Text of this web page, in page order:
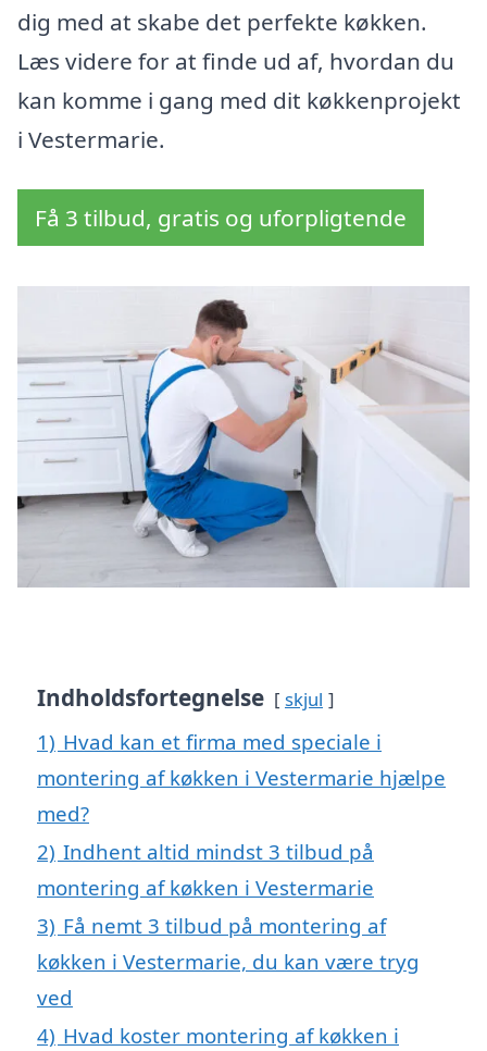
dig med at skabe det perfekte køkken.
Læs videre for at finde ud af, hvordan du
kan komme i gang med dit køkkenprojekt
i Vestermarie.
Få 3 tilbud, gratis og uforpligtende
Indholdsfortegnelse skjul
1) Hvad kan et firma med speciale i
montering af køkken i Vestermarie hjælpe
med?
2) Indhent altid mindst 3 tilbud på
montering af køkken i Vestermarie
3) Få nemt 3 tilbud på montering af
køkken i Vestermarie, du kan være tryg
ved
4) Hvad koster montering af køkken i